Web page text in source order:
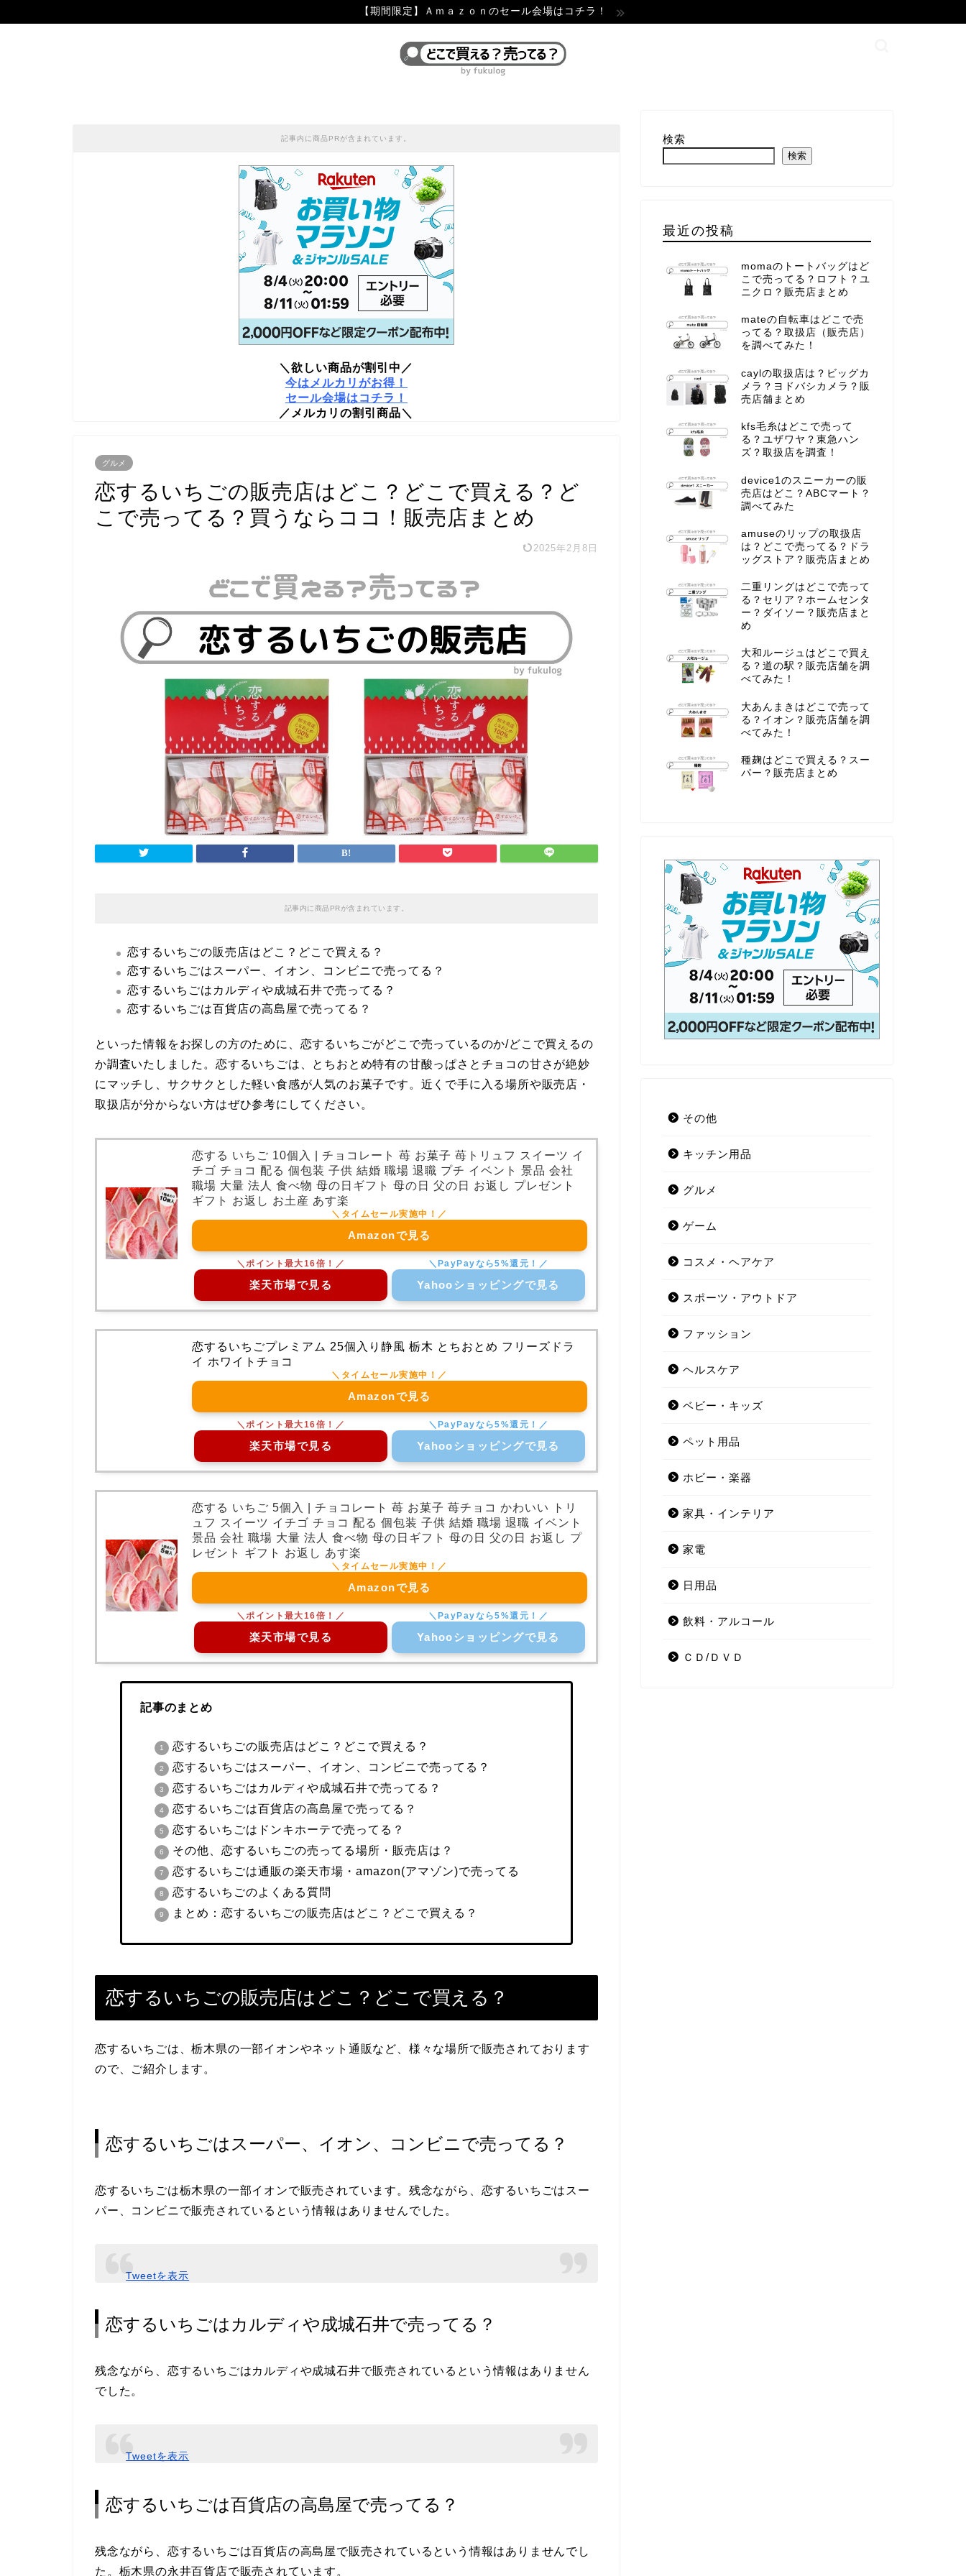
【期間限定】Ａｍａｚｏｎのセール会場はコチラ！
記事内に商品PRが含まれています。
＼欲しい商品が割引中／
今はメルカリがお得！
セール会場はコチラ！
／メルカリの割引商品＼
グルメ
恋するいちごの販売店はどこ？どこで買える？ど
こで売ってる？買うならココ！販売店まとめ
2025年2月8日
記事内に商品PRが含まれています。
恋するいちごの販売店はどこ？どこで買える？
恋するいちごはスーパー、イオン、コンビニで売ってる？
恋するいちごはカルディや成城石井で売ってる？
恋するいちごは百貨店の高島屋で売ってる？
といった情報をお探しの方のために、恋するいちごがどこで売っているのか/どこで買えるの
か調査いたしました。恋するいちごは、とちおとめ特有の甘酸っぱさとチョコの甘さが絶妙
にマッチし、サクサクとした軽い食感が人気のお菓子です。近くで手に入る場所や販売店・
取扱店が分からない方はぜひ参考にしてください。
恋する いちご 10個入 | チョコレート 苺 お菓子 苺トリュフ スイーツ イ
チゴ チョコ 配る 個包装 子供 結婚 職場 退職 プチ イベント 景品 会社
職場 大量 法人 食べ物 母の日ギフト 母の日 父の日 お返し プレゼント
ギフト お返し お土産 あす楽
Amazonで見る
楽天市場で見る Yahooショッピングで見る
恋するいちごプレミアム 25個入り静風 栃木 とちおとめ フリーズドラ
イ ホワイトチョコ
Amazonで見る
楽天市場で見る Yahooショッピングで見る
恋する いちご 5個入 | チョコレート 苺 お菓子 苺チョコ かわいい トリ
ュフ スイーツ イチゴ チョコ 配る 個包装 子供 結婚 職場 退職 イベント
景品 会社 職場 大量 法人 食べ物 母の日ギフト 母の日 父の日 お返し プ
レゼント ギフト お返し あす楽
Amazonで見る
楽天市場で見る Yahooショッピングで見る
記事のまとめ
恋するいちごの販売店はどこ？どこで買える？
恋するいちごはスーパー、イオン、コンビニで売ってる？
恋するいちごはカルディや成城石井で売ってる？
恋するいちごは百貨店の高島屋で売ってる？
恋するいちごはドンキホーテで売ってる？
その他、恋するいちごの売ってる場所・販売店は？
恋するいちごは通販の楽天市場・amazon(アマゾン)で売ってる
恋するいちごのよくある質問
まとめ：恋するいちごの販売店はどこ？どこで買える？
恋するいちごの販売店はどこ？どこで買える？
恋するいちごは、栃木県の一部イオンやネット通販など、様々な場所で販売されております
ので、ご紹介します。
恋するいちごはスーパー、イオン、コンビニで売ってる？
恋するいちごは栃木県の一部イオンで販売されています。残念ながら、恋するいちごはスー
パー、コンビニで販売されているという情報はありませんでした。
Tweetを表示
恋するいちごはカルディや成城石井で売ってる？
残念ながら、恋するいちごはカルディや成城石井で販売されているという情報はありません
でした。
Tweetを表示
恋するいちごは百貨店の高島屋で売ってる？
残念ながら、恋するいちごは百貨店の高島屋で販売されているという情報はありませんでし
た。栃木県の永井百貨店で販売されています。
検索
検索
最近の投稿
momaのトートバッグはど
こで売ってる？ロフト？ユ
ニクロ？販売店まとめ
mateの自転車はどこで売
ってる？取扱店（販売店）
を調べてみた！
caylの取扱店は？ビッグカ
メラ？ヨドバシカメラ？販
売店舗まとめ
kfs毛糸はどこで売って
る？ユザワヤ？東急ハン
ズ？取扱店を調査！
device1のスニーカーの販
売店はどこ？ABCマート？
調べてみた
amuseのリップの取扱店
は？どこで売ってる？ドラ
ッグストア？販売店まとめ
二重リングはどこで売って
る？セリア？ホームセンタ
ー？ダイソー？販売店まと
め
大和ルージュはどこで買え
る？道の駅？販売店舗を調
べてみた！
大あんまきはどこで売って
る？イオン？販売店舗を調
べてみた！
種麹はどこで買える？スー
パー？販売店まとめ
その他
キッチン用品
グルメ
ゲーム
コスメ・ヘアケア
スポーツ・アウトドア
ファッション
ヘルスケア
ベビー・キッズ
ペット用品
ホビー・楽器
家具・インテリア
家電
日用品
飲料・アルコール
ＣＤ/ＤＶＤ